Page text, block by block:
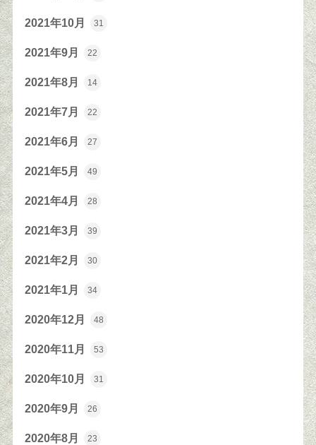
2021年10月 31
2021年9月 22
2021年8月 14
2021年7月 22
2021年6月 27
2021年5月 49
2021年4月 28
2021年3月 39
2021年2月 30
2021年1月 34
2020年12月 48
2020年11月 53
2020年10月 31
2020年9月 26
2020年8月 23